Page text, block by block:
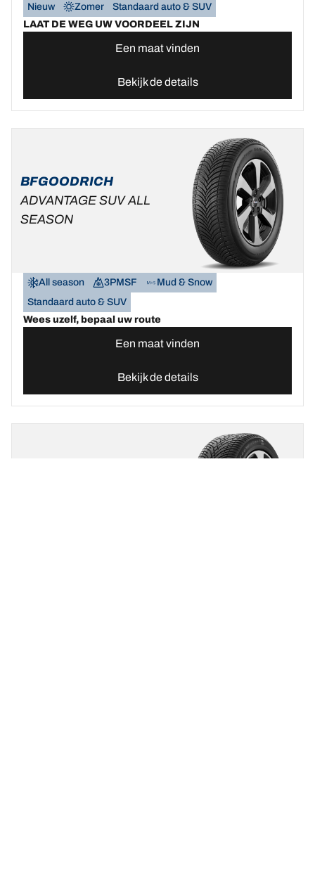
Nieuw Zomer
Standaard auto & SUV
LAAT DE WEG UW VOORDEEL ZIJN
Een maat vinden
Bekijk de details
BFGOODRICH
ADVANTAGE SUV ALL
SEASON
All season 3PMSF
Mud & Snow
Standaard auto & SUV
Wees uzelf, bepaal uw route
Een maat vinden
Bekijk de details